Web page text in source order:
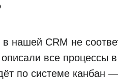
нашей CRM не
все процессы
по системе канбан